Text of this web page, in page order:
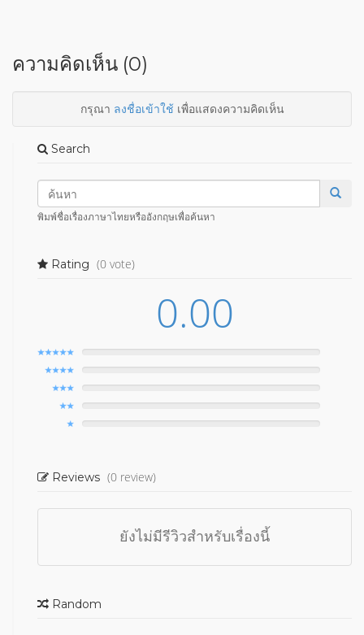
ความคิดเห็น (0)
กรุณา ลงชื่อเข้าใช้เพื่อแสดงความคิดเห็น
Search
พิมพ์ชื่อเรื่องภาษาไทยหรืออังกฤษเพื่อค้นหา
Rating (0 vote)
0.00
Reviews (0 review)
ยังไม่มีรีวิวสำหรับเรื่องนี้
Random